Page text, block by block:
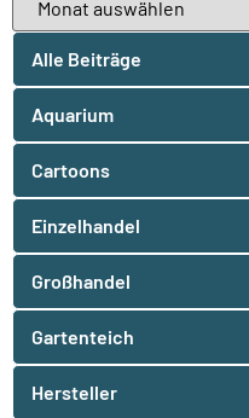
Alle Beiträge
Aquarium
Cartoons
Einzelhandel
Großhandel
Gartenteich
Hersteller